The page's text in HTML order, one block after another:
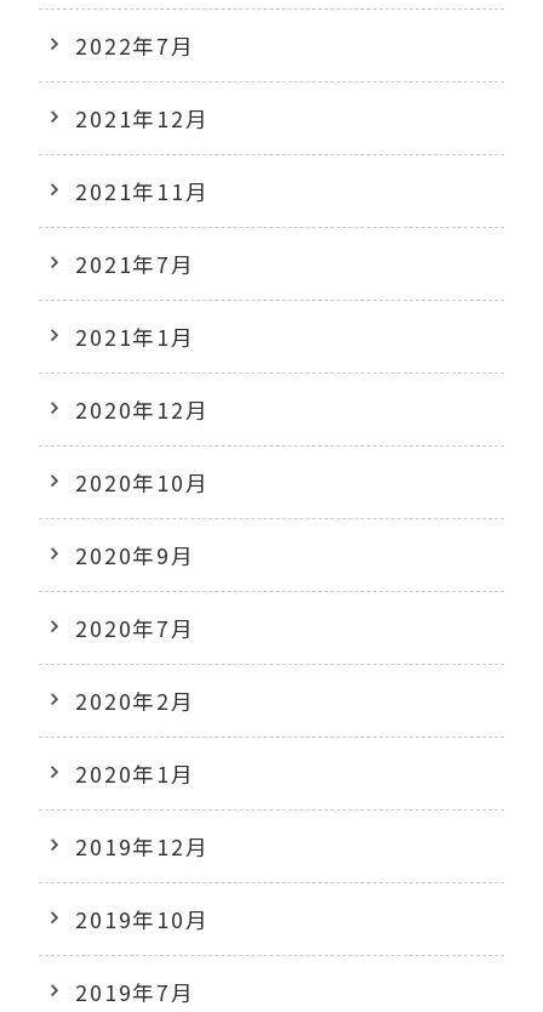
2022年7月
2021年12月
2021年11月
2021年7月
2021年1月
2020年12月
2020年10月
2020年9月
2020年7月
2020年2月
2020年1月
2019年12月
2019年10月
2019年7月